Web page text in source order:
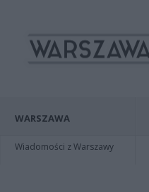
WARSZAWA
Wiadomości z Warszawy